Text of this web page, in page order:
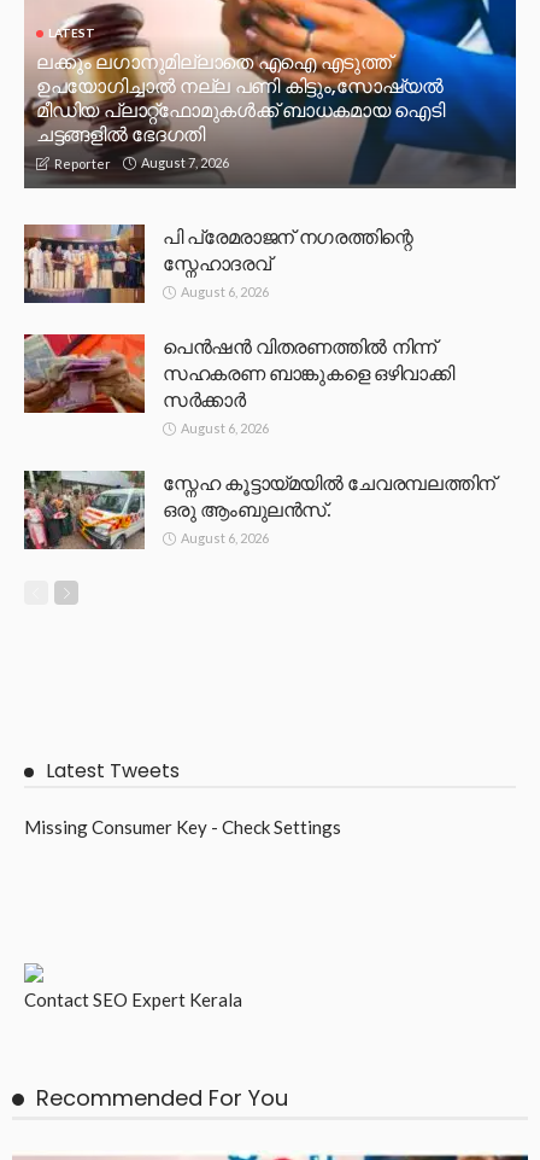
LATEST
ലക്കും ലഗാനുമില്ലാതെ എഐ എടുത്ത്
ഉപയോഗിച്ചാല്‍ നല്ല പണി കിട്ടും,സോഷ്യല്‍
മീഡിയ പ്ലാറ്റ്‌ഫോമുകള്‍ക്ക് ബാധകമായ ഐടി
ചട്ടങ്ങളില്‍ ഭേദഗതി
Reporter August 7, 2026
പി പ്രേമരാജന് നഗരത്തിന്റെ
സ്നേഹാദരവ്
August 6, 2026
പെൻഷൻ വിതരണത്തിൽ നിന്ന്
സഹകരണ ബാങ്കുകളെ ഒഴിവാക്കി
സർക്കാർ
August 6, 2026
സ്നേഹ കൂട്ടായ്മയിൽ ചേവരമ്പലത്തിന്
ഒരു ആംബുലൻസ്.
August 6, 2026
Latest Tweets
Missing Consumer Key - Check Settings
ContactSEO Expert Kerala
Recommended For You